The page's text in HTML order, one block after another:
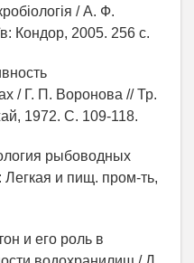
/ А. Ф.
Кондор, 2005. 256 с.
/ Г. П. Воронова // Тр.
1972. С. 109-118.
рыбоводных
и пищ. пром-ть,
и его роль в